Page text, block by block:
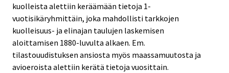
kuolleista alettiin keräämään tietoja 1-
vuotisikäryhmittäin, joka mahdollisti tarkkojen
kuolleisuus- ja elinajan taulujen laskemisen
aloittamisen 1880-luvulta alkaen. Em.
tilastouudistuksen ansiosta myös maassamuutosta ja
avioeroista alettiin kerätä tietoja vuosittain.